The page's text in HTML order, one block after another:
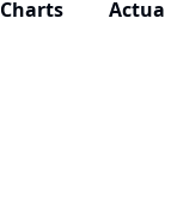
Charts